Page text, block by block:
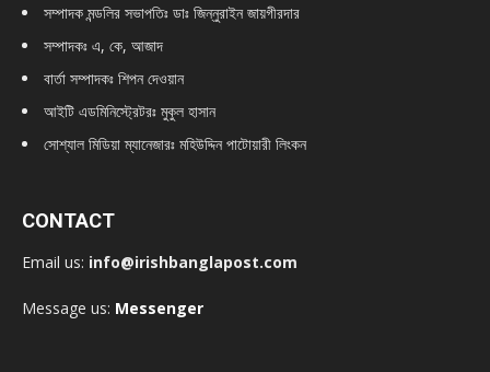
সম্পাদক মন্ডলির সভাপতিঃ ডাঃ জিন্নুরাইন জায়গীরদার
সম্পাদকঃ এ, কে, আজাদ
বার্তা সম্পাদকঃ শিপন দেওয়ান
আইটি এডমিনিস্ট্রেটরঃ মুকুল হাসান
সোশ্যাল মিডিয়া ম্যানেজারঃ মহিউদ্দিন পাটোয়ারী লিংকন
CONTACT
Email us: info@irishbanglapost.com
Message us: Messenger